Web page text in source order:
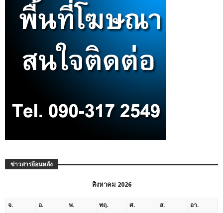
ข่าวสารย้อนหลัง
สิงหาคม 2026
จ. อ. พ. พฤ. ศ. ส. อา.